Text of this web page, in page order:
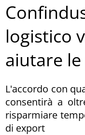
logistico
aiutare
L'accordo con
consentirà a
risparmiare
di export